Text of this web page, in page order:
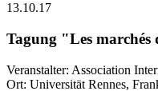
13.10.17
Tagung "Les marchés
Veranstalter: Association
Ort: Universität Rennes,